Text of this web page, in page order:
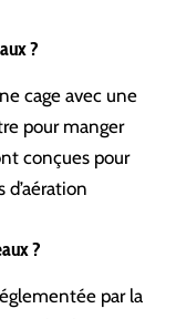
?
cage avec une
pour manger
conçues pour
?
par la